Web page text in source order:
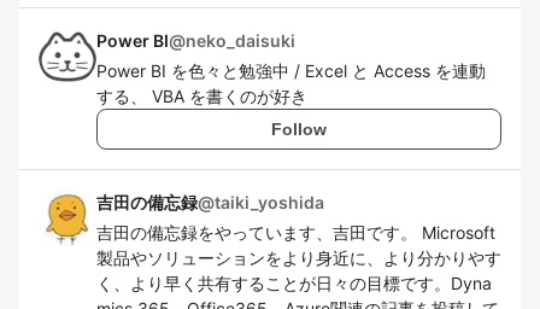
Power BI@neko_daisuki
Power BI を色々と勉強中 / Excel と Access を連動
する、 VBA を書くのが好き
Follow
吉田の備忘録@taiki_yoshida
吉田の備忘録をやっています、吉田です。 Microsoft
製品やソリューションをより身近に、より分かりやす
く、より早く共有することが日々の目標です。Dyna